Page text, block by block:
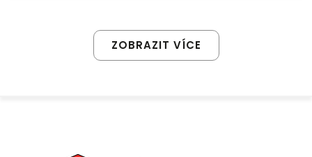
ZOBRAZIT VÍCE